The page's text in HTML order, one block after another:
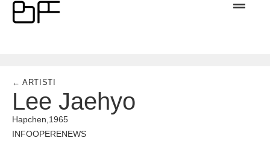
← ARTISTI
Lee Jaehyo
Hapchen, 1965
INFOOPERENEWS